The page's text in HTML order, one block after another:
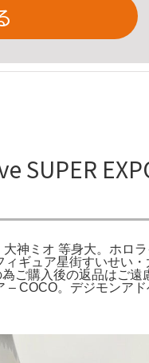
SUPER
神ミオ 等身大。ホロ
ギュア星街すいせい
ご購入後の返品はご
– COCO。デジモ